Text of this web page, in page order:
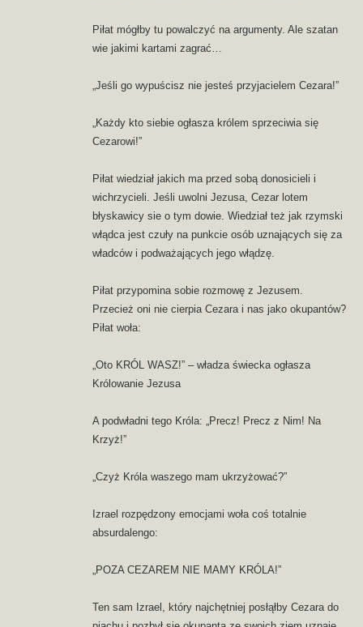
Piłat mógłby tu powalczyć na argumenty. Ale szatan
wie jakimi kartami zagrać…
„Jeśli go wypuścisz nie jesteś przyjacielem Cezara!”
„Każdy kto siebie ogłasza królem sprzeciwia się
Cezarowi!”
Piłat wiedział jakich ma przed sobą donosicieli i
wichrzycieli. Jeśli uwolni Jezusa, Cezar lotem
błyskawicy sie o tym dowie. Wiedział też jak rzymski
włądca jest czuły na punkcie osób uznających się za
władców i podważających jego włądzę.
Piłat przypomina sobie rozmowę z Jezusem.
Przecież oni nie cierpia Cezara i nas jako okupantów?
Piłat woła:
„Oto KRÓL WASZ!” – władza świecka ogłasza
Królowanie Jezusa
A podwładni tego Króla: „Precz! Precz z Nim! Na
Krzyż!”
„Czyż Króla waszego mam ukrzyżować?”
Izrael rozpędzony emocjami woła coś totalnie
absurdalengo:
„POZA CEZAREM NIE MAMY KRÓLA!”
Ten sam Izrael, który najchętniej posłąłby Cezara do